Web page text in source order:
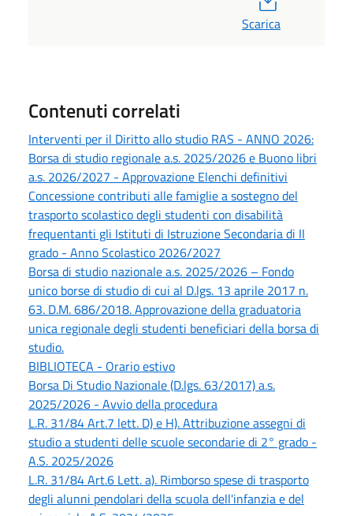
Scarica
Contenuti correlati
Interventi per il Diritto allo studio RAS - ANNO 2026:
Borsa di studio regionale a.s. 2025/2026 e Buono libri
a.s. 2026/2027 - Approvazione Elenchi definitivi
Concessione contributi alle famiglie a sostegno del
trasporto scolastico degli studenti con disabilità
frequentanti gli Istituti di Istruzione Secondaria di II
grado - Anno Scolastico 2026/2027
Borsa di studio nazionale a.s. 2025/2026 – Fondo
unico borse di studio di cui al D.lgs. 13 aprile 2017 n.
63. D.M. 686/2018. Approvazione della graduatoria
unica regionale degli studenti beneficiari della borsa di
studio.
BIBLIOTECA - Orario estivo
Borsa Di Studio Nazionale (D.lgs. 63/2017) a.s.
2025/2026 - Avvio della procedura
L.R. 31/84 Art.7 lett. D) e H). Attribuzione assegni di
studio a studenti delle scuole secondarie di 2° grado -
A.S. 2025/2026
L.R. 31/84 Art.6 Lett. a). Rimborso spese di trasporto
degli alunni pendolari della scuola dell'infanzia e del